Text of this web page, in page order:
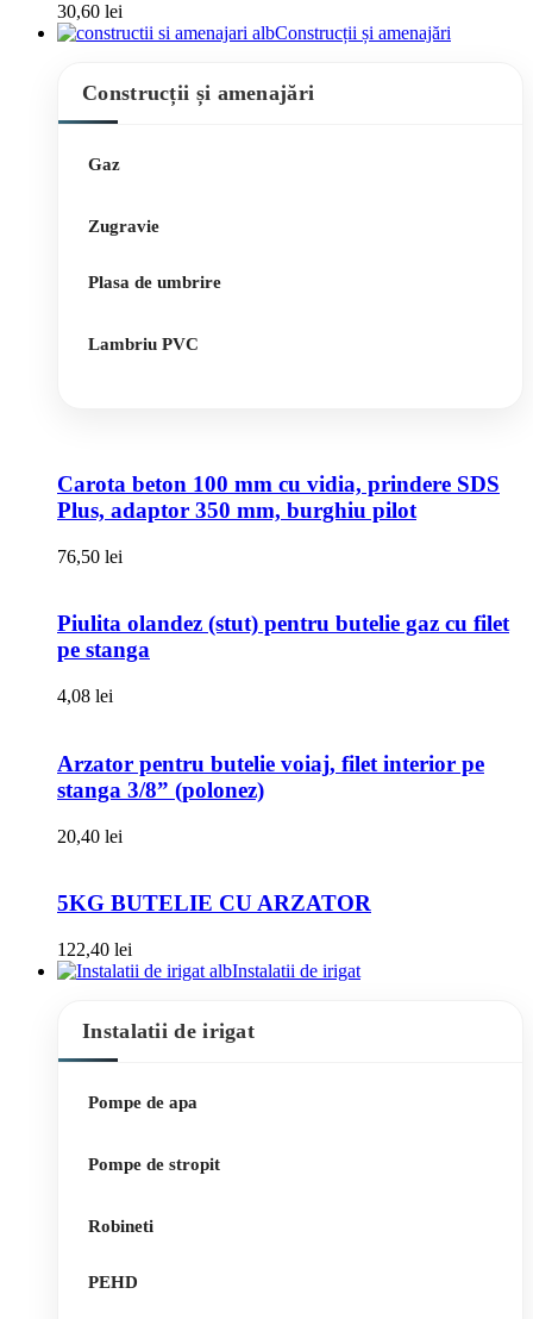
30,60 lei
Construcții și amenajări
Construcții și amenajări
Gaz
Zugravie
Plasa de umbrire
Lambriu PVC
Carota beton 100 mm cu vidia, prindere SDS
Plus, adaptor 350 mm, burghiu pilot
76,50 lei
Piulita olandez (stut) pentru butelie gaz cu filet
pe stanga
4,08 lei
Arzator pentru butelie voiaj, filet interior pe
stanga 3/8” (polonez)
20,40 lei
5KG BUTELIE CU ARZATOR
122,40 lei
Instalatii de irigat
Instalatii de irigat
Pompe de apa
Pompe de stropit
Robineti
PEHD